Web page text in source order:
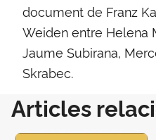
document de Franz
Weiden entre Helena
Jaume Subirana,
Skrabec.
Articles